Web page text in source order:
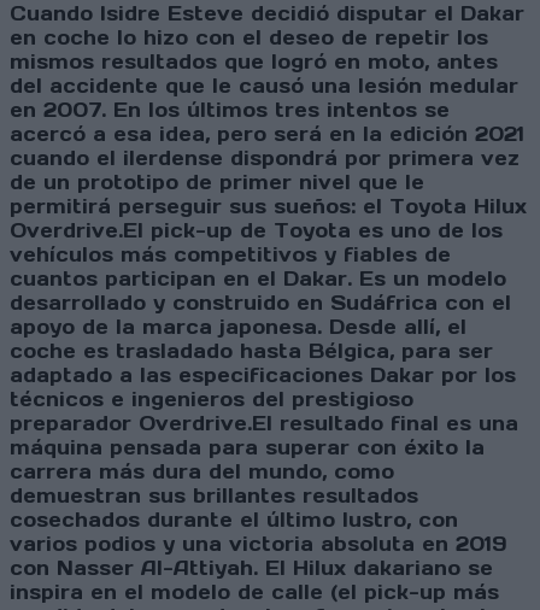
Cuando Isidre Esteve decidió disputar el Dakar
en coche lo hizo con el deseo de repetir los
mismos resultados que logró en moto, antes
del accidente que le causó una lesión medular
en 2007. En los últimos tres intentos se
acercó a esa idea, pero será en la edición 2021
cuando el ilerdense dispondrá por primera vez
de un prototipo de primer nivel que le
permitirá perseguir sus sueños: el Toyota Hilux
Overdrive.El pick-up de Toyota es uno de los
vehículos más competitivos y fiables de
cuantos participan en el Dakar. Es un modelo
desarrollado y construido en Sudáfrica con el
apoyo de la marca japonesa. Desde allí, el
coche es trasladado hasta Bélgica, para ser
adaptado a las especificaciones Dakar por los
técnicos e ingenieros del prestigioso
preparador Overdrive.El resultado final es una
máquina pensada para superar con éxito la
carrera más dura del mundo, como
demuestran sus brillantes resultados
cosechados durante el último lustro, con
varios podios y una victoria absoluta en 2019
con Nasser Al-Attiyah. El Hilux dakariano se
inspira en el modelo de calle (el pick-up más